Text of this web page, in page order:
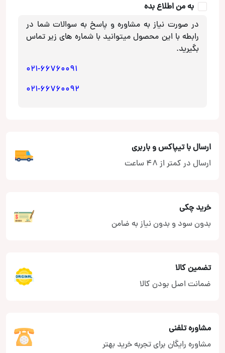
به من اطلاع بده
در صورت نیاز به مشاوره و پاسخ به سوالات شما در
رابطه با این محصول میتوانید با شماره های زیر تماس
بگیرید.
021-66760091
021-66760092
ارسال با تیپاکس و باربری
ارسال در کمتر از 48 ساعت
خرید چکی
بدون سود و بدون نیاز به ضامن
تضمین کالا
ضمانت اصل بودن کالا
مشاوره تلفنی
مشاوره رایگان برای تجربه خرید بهتر